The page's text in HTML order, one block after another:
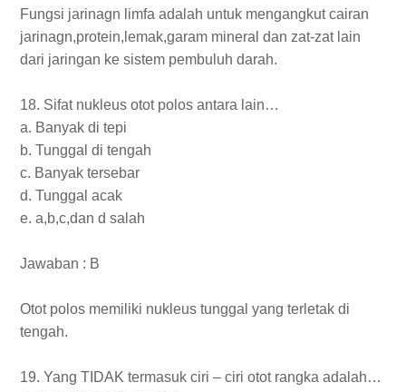
Fungsi jarinagn limfa adalah untuk mengangkut cairan
jarinagn,protein,lemak,garam mineral dan zat-zat lain
dari jaringan ke sistem pembuluh darah.
18. Sifat nukleus otot polos antara lain…
a. Banyak di tepi
b. Tunggal di tengah
c. Banyak tersebar
d. Tunggal acak
e. a,b,c,dan d salah
Jawaban : B
Otot polos memiliki nukleus tunggal yang terletak di
tengah.
19. Yang TIDAK termasuk ciri – ciri otot rangka adalah…